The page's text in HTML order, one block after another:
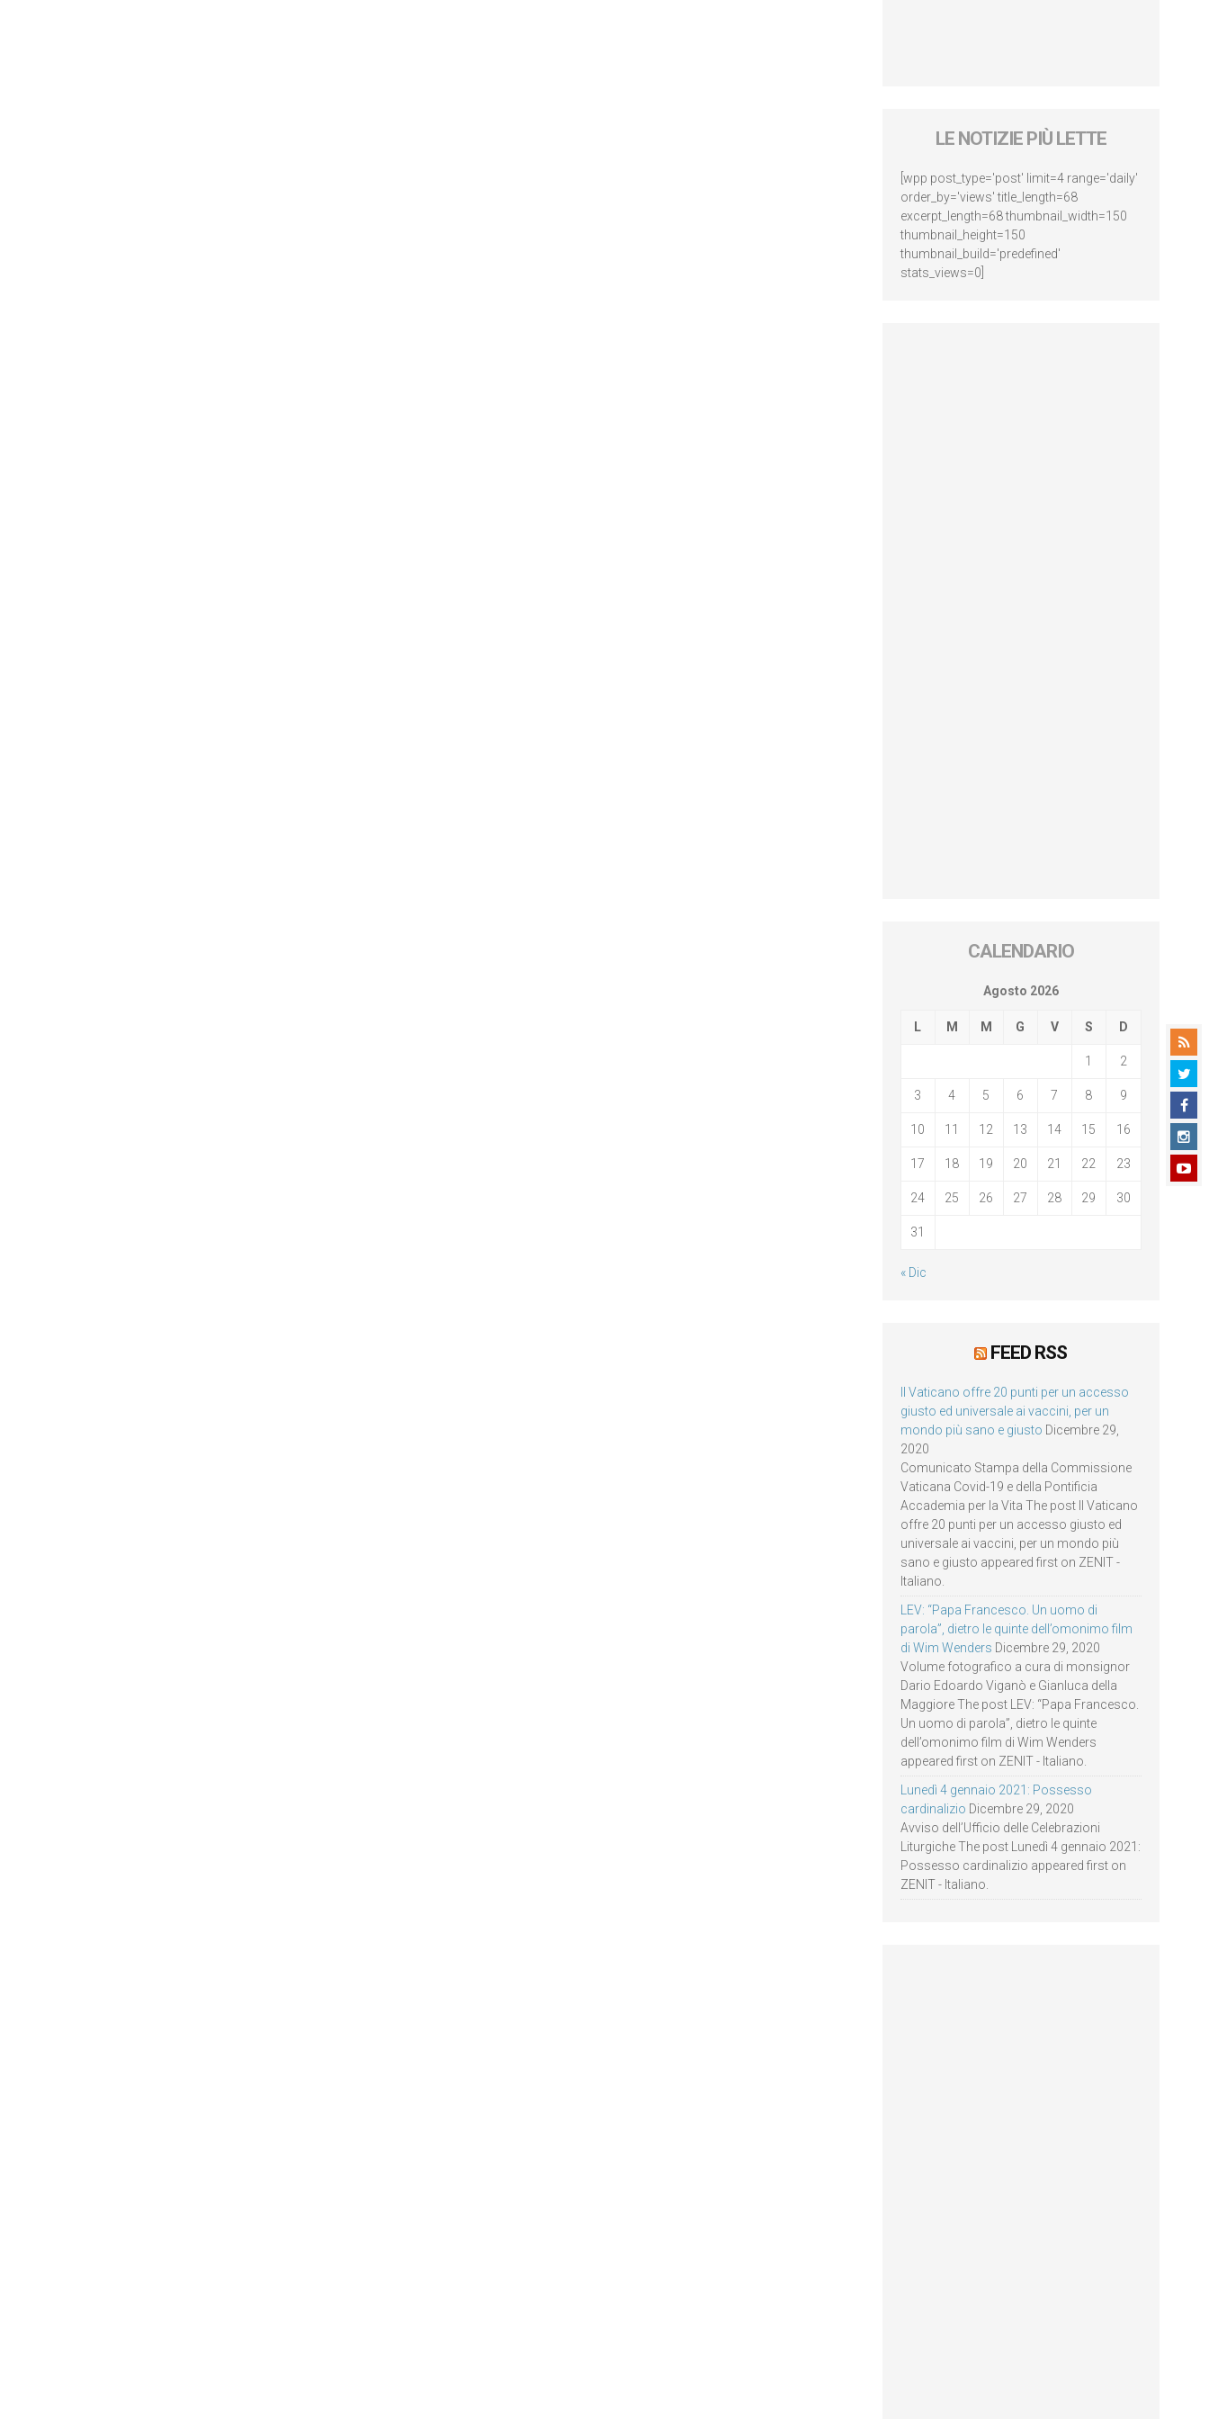
LE NOTIZIE PIÙ LETTE
[wpp post_type='post' limit=4 range='daily'
order_by='views' title_length=68
excerpt_length=68 thumbnail_width=150
thumbnail_height=150
thumbnail_build='predefined'
stats_views=0]
CALENDARIO
Agosto 2026
L M M G V S D
1 2
3 4 5 6 7 8 9
10 11 12 13 14 15 16
17 18 19 20 21 22 23
24 25 26 27 28 29 30
31
« Dic
FEED RSS
Il Vaticano offre 20 punti per un accesso
giusto ed universale ai vaccini, per un
mondo più sano e giusto Dicembre 29,
2020
Comunicato Stampa della Commissione
Vaticana Covid-19 e della Pontificia
Accademia per la Vita The post Il Vaticano
offre 20 punti per un accesso giusto ed
universale ai vaccini, per un mondo più
sano e giusto appeared first on ZENIT -
Italiano.
LEV: “Papa Francesco. Un uomo di
parola”, dietro le quinte dell’omonimo film
di Wim Wenders Dicembre 29, 2020
Volume fotografico a cura di monsignor
Dario Edoardo Viganò e Gianluca della
Maggiore The post LEV: “Papa Francesco.
Un uomo di parola”, dietro le quinte
dell’omonimo film di Wim Wenders
appeared first on ZENIT - Italiano.
Lunedì 4 gennaio 2021: Possesso
cardinalizio Dicembre 29, 2020
Avviso dell’Ufficio delle Celebrazioni
Liturgiche The post Lunedì 4 gennaio 2021:
Possesso cardinalizio appeared first on
ZENIT - Italiano.